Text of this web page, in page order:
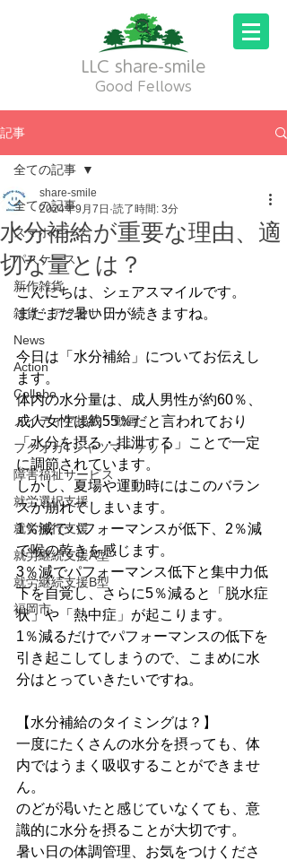
LLC share-smile
Good Fellows
記事
全ての記事
スマホケース
パスケース
新作雑貨
雑貨・アクセサリー
News
Action
Collabo
メイディア掲載・動画
フクオカTシャツマーケット
障害福祉サービス
就労選択支援
就労移行支援
就労継続支援A型
就労継続支援B型
福岡市
全ての記事
水分補給が重要な理由、適
切な量とは？
share-smile
2024年9月7日 読了時間: 3分
こんにちは、シェアスマイルです。
まだまだ暑い日が続きますね。
今日は「水分補給」についてお伝えし
ます。
体内の水分量は、成人男性が約60％、
成人女性は約55％だと言われており
「水分を摂る・排泄する」ことで一定
に調節されています。
しかし、夏場や運動時にはこのバラン
スが崩れてしまいます。
1％減でパフォーマンスが低下、2％減
で喉の乾きを感じます。
3％減でパフォーマンス低下と集中力低
下を自覚し、さらに5％減ると「脱水症
状」や「熱中症」が起こります。
1％減るだけでパフォーマンスの低下を
引き起こしてしまうので、こまめに水
分はとっていきたいですね。
【水分補給のタイミングは？】
一度にたくさんの水分を摂っても、体
内ではうまく吸収することができませ
ん。
のどが渇いたと感じていなくても、意
識的に水分を摂ることが大切です。
暑い日の体調管理、お気をつけくださ